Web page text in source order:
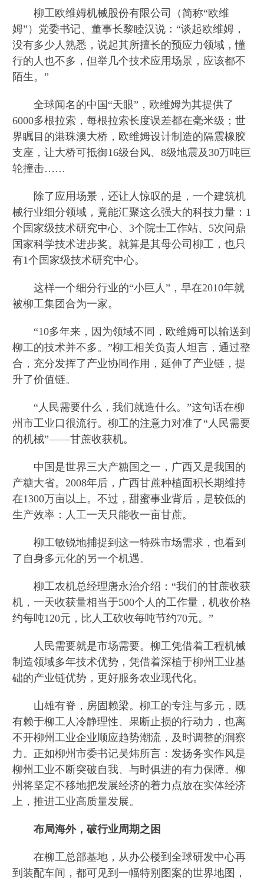
柳工欧维姆机械股份有限公司（简称“欧维
姆”）党委书记、董事长黎睦汉说：“谈起欧维姆，
没有多少人熟悉，说起其所擅长的预应力领域，懂
行的人也不多，但举几个技术应用场景，应该都不
陌生。”
全球闻名的中国“天眼”，欧维姆为其提供了
6000多根拉索，每根拉索长度误差都在毫米级；世
界瞩目的港珠澳大桥，欧维姆设计制造的隔震橡胶
支座，让大桥可抵御16级台风、8级地震及30万吨巨
轮撞击……
除了应用场景，还让人惊叹的是，一个建筑机
械行业细分领域，竟能汇聚这么强大的科技力量：1
个国家级技术研究中心、3个院士工作站、5次问鼎
国家科学技术进步奖。就算是其母公司柳工，也只
有1个国家级技术研究中心。
这样一个细分行业的“小巨人”，早在2010年就
被柳工集团合为一家。
“10多年来，因为领域不同，欧维姆可以输送到
柳工的技术并不多。”柳工相关负责人坦言，通过整
合，充分发挥了产业协同作用，延伸了产业链，提
升了价值链。
“人民需要什么，我们就造什么。”这句话在柳
州市工业口很流行。柳工的注意力对准了“人民需要
的机械”——甘蔗收获机。
中国是世界三大产糖国之一，广西又是我国的
产糖大省。2008年后，广西甘蔗种植面积长期维持
在1300万亩以上。不过，甜蜜事业背后，是较低的
生产效率：人工一天只能收一亩甘蔗。
柳工敏锐地捕捉到这一特殊市场需求，也看到
了自身多元化的另一个机遇。
柳工农机总经理唐永治介绍：“我们的甘蔗收获
机，一天收获量相当于500个人的工作量，机收价格
约每吨120元，比人工砍收每吨节约70元。”
人民需要就是市场需要。柳工凭借着工程机械
制造领域多年技术优势，凭借着深植于柳州工业基
础的产业链优势，更好服务农业现代化。
山雄有脊，房固赖梁。柳工的专注与多元，既
有赖于柳工人冷静理性、果断止损的行动力，也离
不开柳州工业企业顺应趋势潮流，及时调整的洞察
力。正如柳州市委书记吴炜所言：发扬务实作风是
柳州工业不断突破自我、与时俱进的有力保障。柳
州将坚定不移地把发展经济的着力点放在实体经济
上，推进工业高质量发展。
布局海外，破行业周期之困
在柳工总部基地，从办公楼到全球研发中心再
到装配车间，都可见到一幅特别图案的世界地图，